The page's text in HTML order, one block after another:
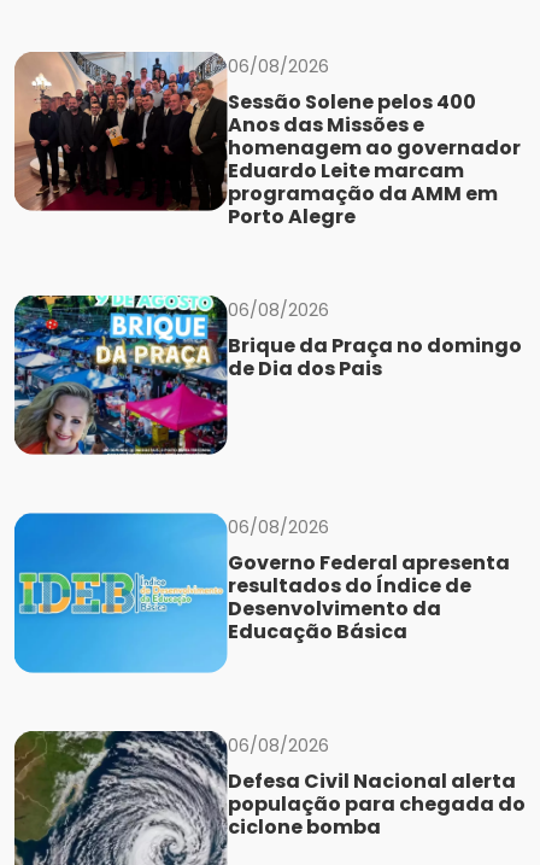
06/08/2026
Sessão Solene pelos 400
Anos das Missões e
homenagem ao governador
Eduardo Leite marcam
programação da AMM em
Porto Alegre
06/08/2026
Brique da Praça no domingo
de Dia dos Pais
06/08/2026
Governo Federal apresenta
resultados do Índice de
Desenvolvimento da
Educação Básica
06/08/2026
Defesa Civil Nacional alerta
população para chegada do
ciclone bomba